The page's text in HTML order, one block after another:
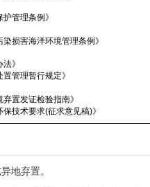
管理条例》
染损害海洋环境管理条例》
》
置管理暂行规定》
弃置发证检验指南》
保技术要求(征求意见稿)》
地弃置。